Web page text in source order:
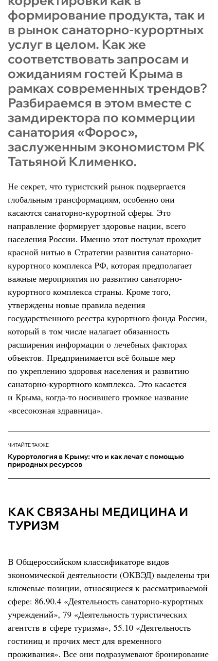
формирование продукта, так и
в рынок санаторно-курортных
услуг в целом. Как же
соответствовать запросам и
ожиданиям гостей Крыма в
рамках современных трендов?
Разбираемся в этом вместе с
замдиректора по коммерции
санатория «Форос»,
заслуженным экономистом РК
Татьяной Клименко.
Не секрет, что туристский рынок подвергается
глобальным трансформациям, особенно они
касаются санаторно-курортной сферы. Это
направление формирует здоровье нации, всего
населения России. Именно этот постулат проходит
красной нитью в Стратегии развития санаторно-
курортного комплекса РФ, которая предполагает
важные мероприятия по развитию санаторно-
курортного комплекса страны. Кроме того,
утверждены новые правила ведения
государственного реестра курортного фонда России,
который в том числе налагает обязанность
расширения информации о лечебных факторах
объектов. Предпринимается всё больше мер
по укреплению здоровья населения и развитию
санаторно-курортного комплекса. Это касается
и Крыма, когда-то носившего громкое название
«всесоюзная здравница».
ЧИТАЙТЕ ТАКЖЕ
Курортология в Крыму: что и как лечат с помощью
природных ресурсов
КАК СВЯЗАНЫ МЕДИЦИНА И
ТУРИЗМ
В Общероссийском классификаторе видов
экономической деятельности (ОКВЭД) выделены три
ключевые позиции, относящиеся к рассматриваемой
сфере: 86.90.4 «Деятельность санаторно-курортных
учреждений», 79 «Деятельность туристических
агентств в сфере туризма», 55.10 «Деятельность
гостиниц и прочих мест для временного
проживания». Все они подразумевают бронирование